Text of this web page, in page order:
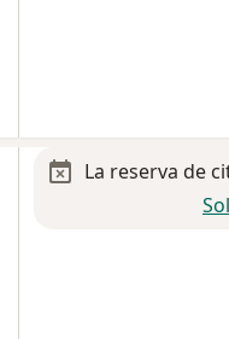
La reserva de